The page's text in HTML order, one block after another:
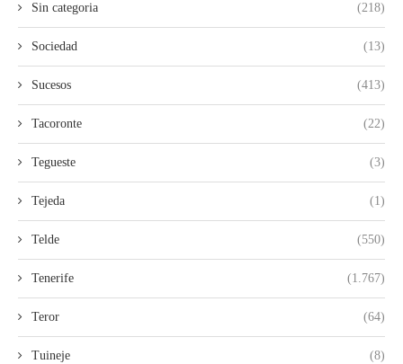
Sin categoria (218)
Sociedad (13)
Sucesos (413)
Tacoronte (22)
Tegueste (3)
Tejeda (1)
Telde (550)
Tenerife (1.767)
Teror (64)
Tuineje (8)